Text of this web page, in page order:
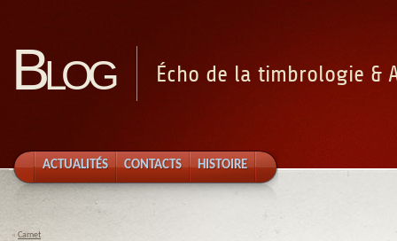
Blog Écho de la timbrologie &
ACTUALITÉS CONTACTS HISTOIRE
« Carnet